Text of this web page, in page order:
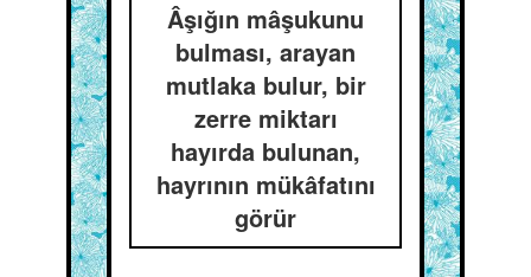
Âşığın mâşukunu
bulması, arayan
mutlaka bulur, bir
zerre miktarı
hayırda bulunan,
hayrının mükâfatını
görür